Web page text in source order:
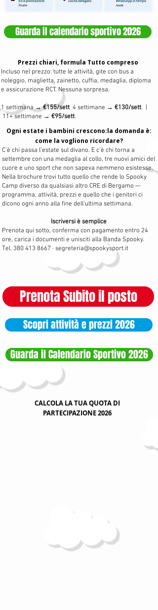
Guarda il calendario sportivo 2026
Prezzi chiari, formula Tutto compreso​
Incluso nel prezzo: tutte le attività, gite con bus a
noleggio, maglietta, zainetto, cuffia, medaglia, diploma
e assicurazione RCT. Nessuna sorpresa.
1 settimana →€155/sett 4 settimane → €130/sett. |
11+ settimane → €95/sett.​​
Ogni estate i bambini crescono:la domanda è:
come la vogliono ricordare?​
C'è chi passa l'estate sul divano. E c'è chi torna a
settembre con una medaglia al collo, tre nuovi amici del
cuore e uno sport che non sapeva nemmeno esistesse.
Nella brochure trovi tutto quello che rende lo Spooky
Camp diverso da qualsiasi altro CRE di Bergamo —
programma, attività, prezzi e quello che i genitori ci
dicono ogni anno alla fine dell'ultima settimana.
Iscriversi è semplice
Prenota qui sotto, conferma con pagamento entro 24
ore, carica i documenti e unisciti alla Banda Spooky.
Tel. 380 413 8667 · segreteria@spookysport.it
Prenota Subito il posto
Scopri attività e prezzi 2026
Guarda il Calendario Sportivo 2026
CALCOLA LA TUA QUOTA DI
PARTECIPAZIONE 2026